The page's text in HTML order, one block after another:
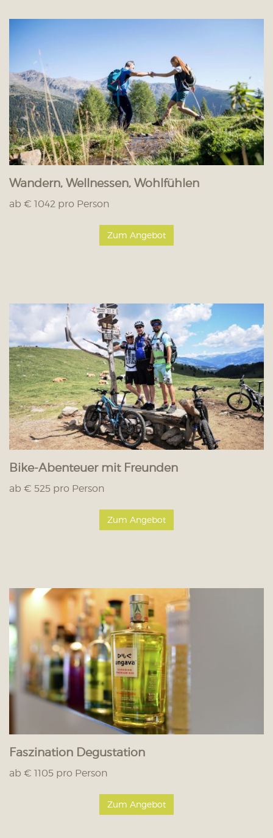
Wandern, Wellnessen, Wohlfühlen
ab € 1042 pro Person
Zum Angebot
Bike-Abenteuer mit Freunden
ab € 525 pro Person
Zum Angebot
Faszination Degustation
ab € 1105 pro Person
Zum Angebot